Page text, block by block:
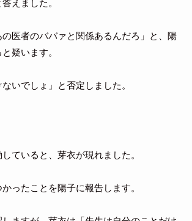
えました。
医者のババァと関係あるんだろ」と、陽
疑います。
いでしょ」と否定しました。
ていると、芽衣が現れました。
ったことを陽子に報告します。